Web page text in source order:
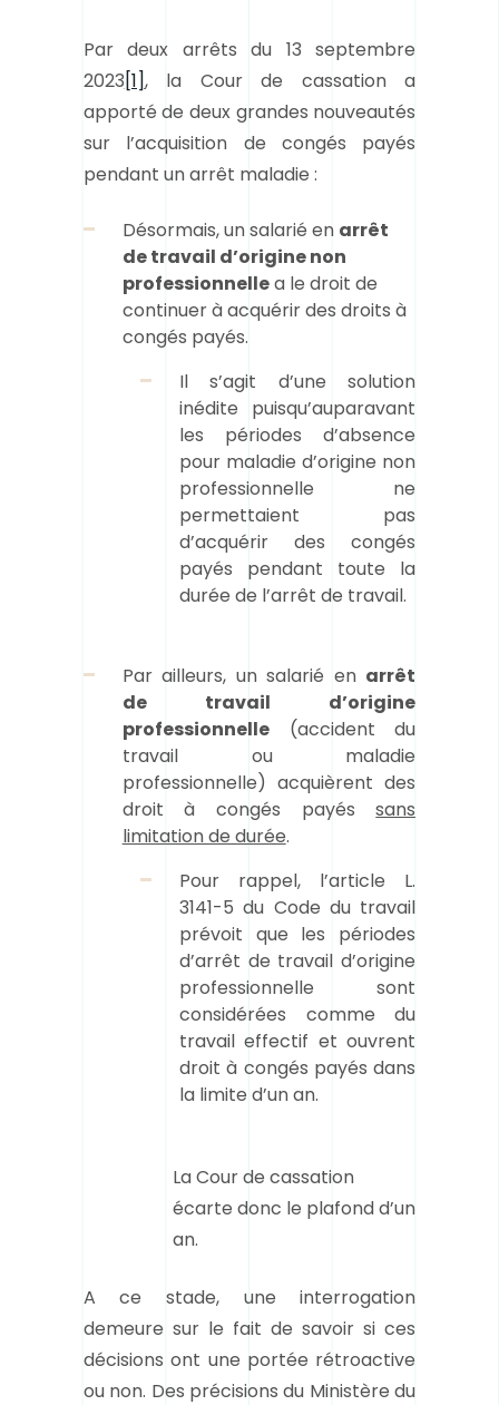
Par deux arrêts du 13 septembre
2023[1], la Cour de cassation a
apporté de deux grandes nouveautés
sur l’acquisition de congés payés
pendant un arrêt maladie :
Désormais, un salarié en arrêt
de travail d’origine non
professionnellea le droit de
continuer à acquérir des droits à
congés payés.
Il s’agit d’une solution
inédite puisqu’auparavant
les périodes d’absence
pour maladie d’origine non
professionnelle ne
permettaient pas
d’acquérir des congés
payés pendant toute la
durée de l’arrêt de travail.
Par ailleurs, un salarié en arrêt
de travail d’origine
professionnelle(accident du
travail ou maladie
professionnelle) acquièrent des
droit à congés payéssans
limitation de durée.
Pour rappel, l’article L.
3141-5 du Code du travail
prévoit que les périodes
d’arrêt de travail d’origine
professionnelle sont
considérées comme du
travail effectif et ouvrent
droit à congés payés dans
la limite d’un an.
La Cour de cassation
écarte donc le plafond d’un
an.
A ce stade, une interrogation
demeure sur le fait de savoir si ces
décisions ont une portée rétroactive
ou non. Des précisions du Ministère du